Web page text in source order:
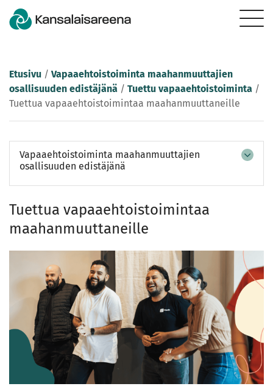
Etusivu / Vapaaehtoistoiminta maahanmuuttajien
osallisuuden edistäjänä / Tuettu vapaaehtoistoiminta /
Tuettua vapaaehtoistoimintaa maahanmuuttaneille
Vapaaehtoistoiminta maahanmuuttajien
osallisuuden edistäjänä
Tuettua vapaaehtoistoimintaa
maahanmuuttaneille